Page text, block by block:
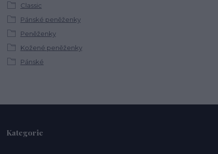
Classic
Pánské peněženky
Peněženky
Kožené peněženky
Pánské
Kategorie